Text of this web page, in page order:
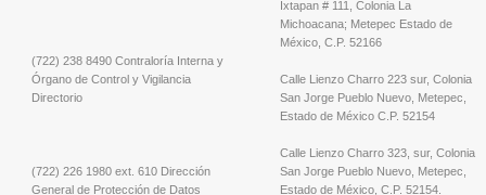
(722) 238 8490 Contraloría Interna y
Órgano de Control y Vigilancia
Directorio
(722) 226 1980 ext. 610 Dirección
General de Protección de Datos
Ixtapan # 111, Colonia La
Michoacana; Metepec Estado de
México, C.P. 52166
Calle Lienzo Charro 223 sur, Colonia
San Jorge Pueblo Nuevo, Metepec,
Estado de México C.P. 52154
Calle Lienzo Charro 323, sur, Colonia
San Jorge Pueblo Nuevo, Metepec,
Estado de México, C.P. 52154.